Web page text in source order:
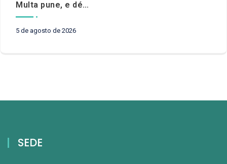
Multa pune, e débito recompõe. § 3º do art. 71 da Constituição: um problema de legística formal
5 de agosto de 2026
SEDE